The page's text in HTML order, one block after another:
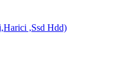
,Ssd Hdd)